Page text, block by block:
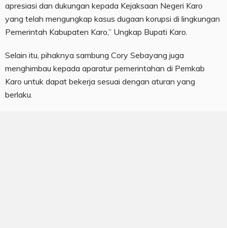
apresiasi dan dukungan kepada Kejaksaan Negeri Karo
yang telah mengungkap kasus dugaan korupsi di lingkungan
Pemerintah Kabupaten Karo,” Ungkap Bupati Karo.
Selain itu, pihaknya sambung Cory Sebayang juga
menghimbau kepada aparatur pemerintahan di Pemkab
Karo untuk dapat bekerja sesuai dengan aturan yang
berlaku.